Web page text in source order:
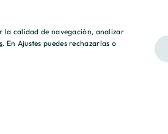
la calidad de navegación, analizar
. En Ajustes puedes rechazarlas o